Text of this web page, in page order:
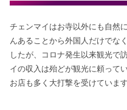
チェンマイはお寺以外にも自然
んあることから外国人だけでな
したが、コロナ発生以来観光で
イの収入は殆どが観光に頼って
お店も多く大打撃を受けています